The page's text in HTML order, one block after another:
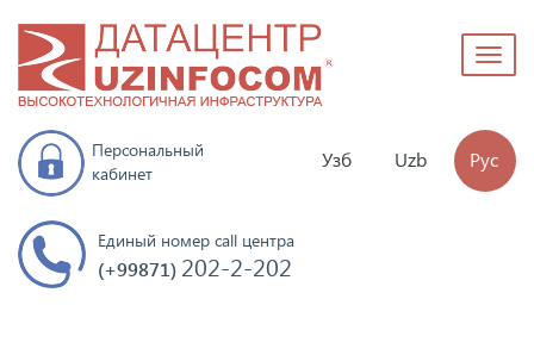
Узб Uzb Рус
Персональный
кабинет
Единый номер call центра
(+99871) 202-2-202